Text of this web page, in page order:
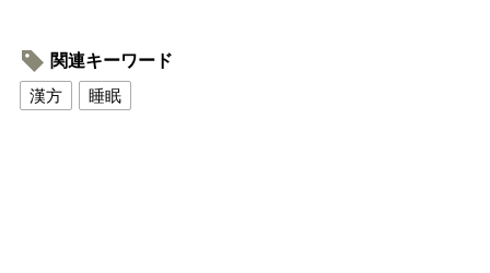
関連キーワード
漢方
睡眠